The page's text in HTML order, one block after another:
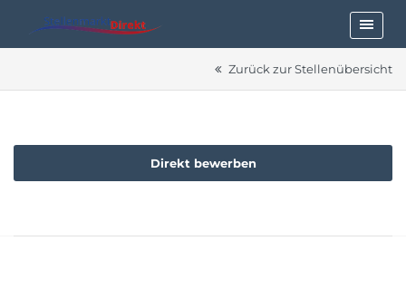
Zurück zur Stellenübersicht
Direkt bewerben